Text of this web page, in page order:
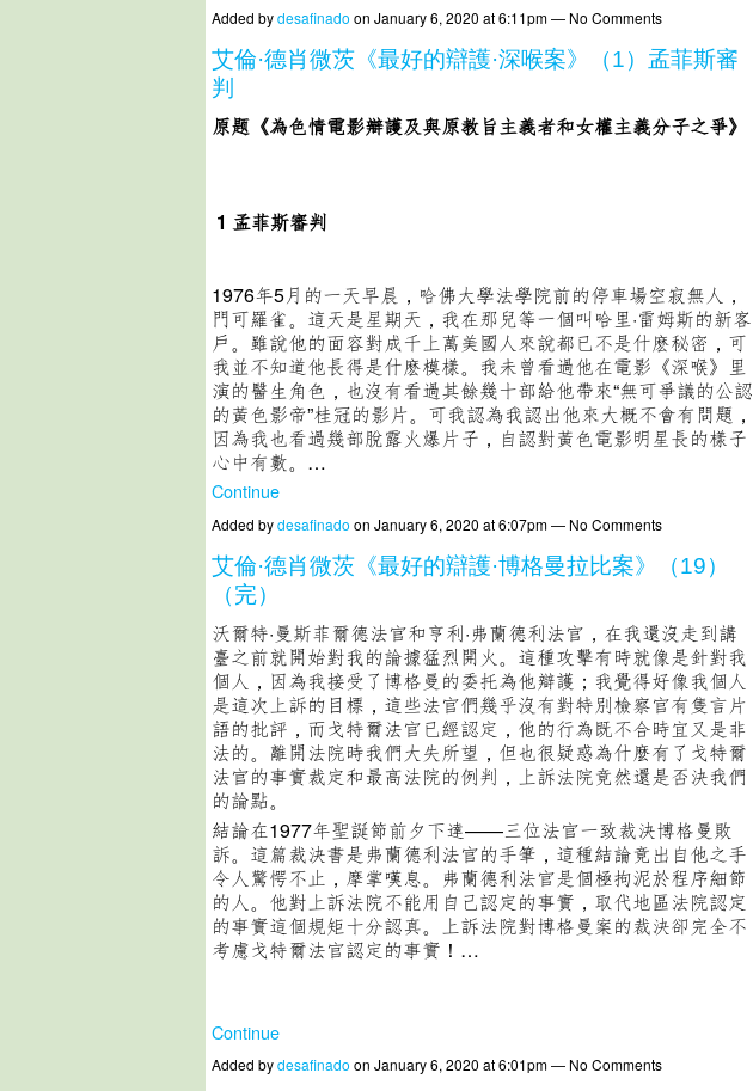
Added bydesafinado on January 6, 2020 at 6:11pm — No Comments
艾倫·德肖微茨《最好的辯護·深喉案》（1）孟菲斯審
判
原题《為色情電影辯護及與原教旨主義者和女權主義分子之爭》
1 孟菲斯審判
1976年5月的一天早晨，哈佛大學法學院前的停車場空寂無人，
門可羅雀。這天是星期天，我在那兒等一個叫哈里·雷姆斯的新客
戶。雖說他的面容對成千上萬美國人來說都已不是什麽秘密，可
我並不知道他長得是什麽模樣。我未曾看過他在電影《深喉》里
演的醫生角色，也沒有看過其餘幾十部給他帶來“無可爭議的公認
的黃色影帝”桂冠的影片。可我認為我認出他來大概不會有問題，
因為我也看過幾部脫露火爆片子，自認對黃色電影明星長的樣子
心中有數。…
Continue
Added bydesafinado on January 6, 2020 at 6:07pm — No Comments
艾倫·德肖微茨《最好的辯護·博格曼拉比案》（19）
（完）
沃爾特·曼斯菲爾德法官和亨利·弗蘭德利法官，在我還沒走到講
臺之前就開始對我的論據猛烈開火。這種攻擊有時就像是針對我
個人，因為我接受了博格曼的委托為他辯護；我覺得好像我個人
是這次上訴的目標，這些法官們幾乎沒有對特別檢察官有隻言片
語的批評，而戈特爾法官已經認定，他的行為既不合時宜又是非
法的。離開法院時我們大失所望，但也很疑惑為什麼有了戈特爾
法官的事實裁定和最高法院的例判，上訴法院竟然還是否決我們
的論點。
結論在1977年聖誕節前夕下達——三位法官一致裁決博格曼敗
訴。這篇裁決書是弗蘭德利法官的手筆，這種結論竟出自他之手
令人驚愕不止，摩掌嘆息。弗蘭德利法官是個極拘泥於程序細節
的人。他對上訴法院不能用自己認定的事實，取代地區法院認定
的事實這個規矩十分認真。上訴法院對博格曼案的裁決卻完全不
考慮戈特爾法官認定的事實！…
Continue
Added bydesafinado on January 6, 2020 at 6:01pm — No Comments